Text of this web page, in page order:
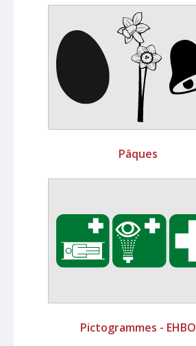
Pâques
Pictogrammes - EHBO